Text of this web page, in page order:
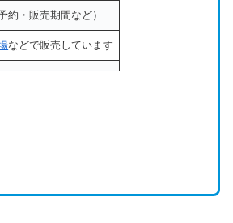
約・販売期間など）
などで販売しています